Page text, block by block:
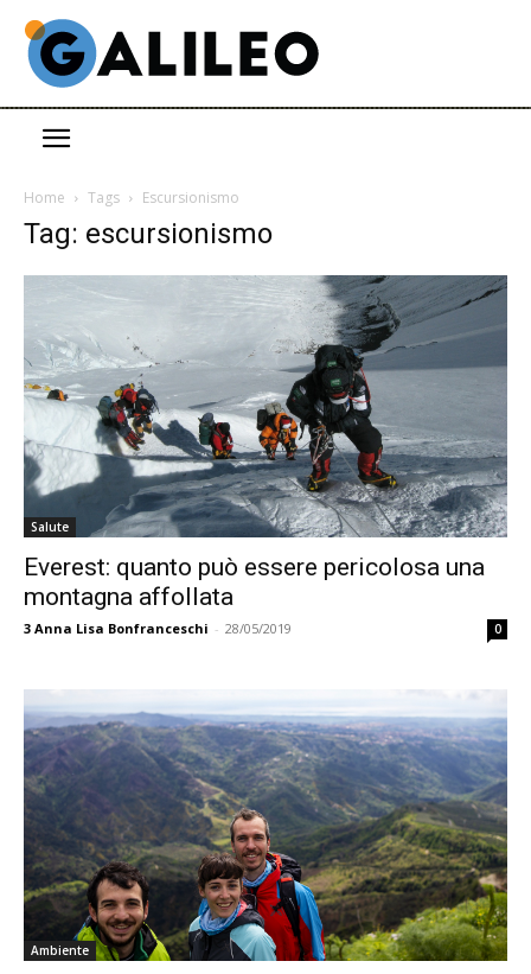
Home Tags Escursionismo
Tag: escursionismo
Salute
Everest: quanto può essere pericolosa una
montagna affollata
3 Anna Lisa Bonfranceschi - 28/05/2019 0
Ambiente